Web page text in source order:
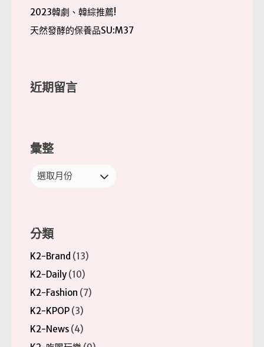
2023韓劇、韓綜推薦!
天然發酵的保養品SU:M37
近期留言
彙整
彙
分類
K2-Brand (13)
K2-Daily(10)
K2-Fashion (7)
K2-KPOP(3)
K2-News(4)